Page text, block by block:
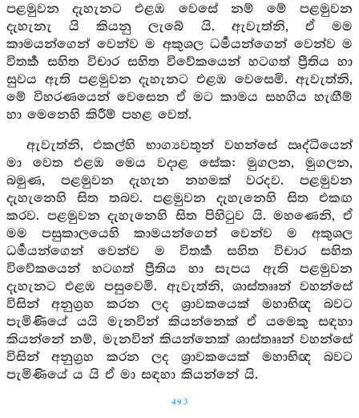
පළමුවන දැහැනට එළඹ වෙසේ නම් මේ පළමුවන
දැහැනැ යි කියනු ලැබේ යි. ඇවැත්නි, ඒ මම
කාමයන්ගෙන් වෙන්ව ම අකුශල ධර්‍මයන්ගෙන් වෙන්ව ම
විතර්‍ක සහිත විචාර සහිත විවේකයෙන් හටගත් ප්‍රීතිය හා
සුවය ඇති පළමුවන දැහැනට එළඹ වෙසෙමි. ඇවැත්නි,
මේ විහරණයෙන් වෙසෙන ඒ මට කාමය සහගිය හැඟීම්
හා මෙනෙහි කිරීම් පහළ වෙත්.
ඇවැත්නි, එකල්හි භාග්‍යවතුන් වහන්සේ ඍද්ධියෙන්
මා වෙත එළඹ මෙය වදාළ සේක: මුගලන, මුගලන,
බමුණ, පළමුවන දැහැන නහමක් වරදව. පළමුවන
දැහැනෙහි සිත තබව. පළමුවන දැහැනෙහි සිත එකඟ
කරව. පළමුවන දැහැනෙහි සිත පිහිටුව යි. මහණෙනි, ඒ
මම පසුකාලයෙහි කාමයන්ගෙන් වෙන්ව ම අකුශල
ධර්‍මයන්ගෙන් වෙන්ව ම විතර්‍ක සහිත විචාර සහිත
විවේකයෙන් හටගත් ප්‍රීතිය හා සැපය ඇති පළමුවන
දැහැනට එළඹ පසුවෙමි. ඇවැත්නි, ශාස්තෲන් වහන්සේ
විසින් අනුග්‍රහ කරන ලද ශ්‍රාවකයෙක් මහාභිඥ බවට
පැමිණියේ යයි මැනවින් කියන්නෙක් ඒ යමෙකු සඳහා
කියන්නේ නම්, මැනවින් කියන්නෙක් ශාස්තෲන් වහන්සේ
විසින් අනුග්‍රහ කරන ලද ශ්‍රාවකයෙක් මහාභිඥ බවට
පැමිණියේ ය යි ඒ මා සඳහා කියන්නේ යි.
493